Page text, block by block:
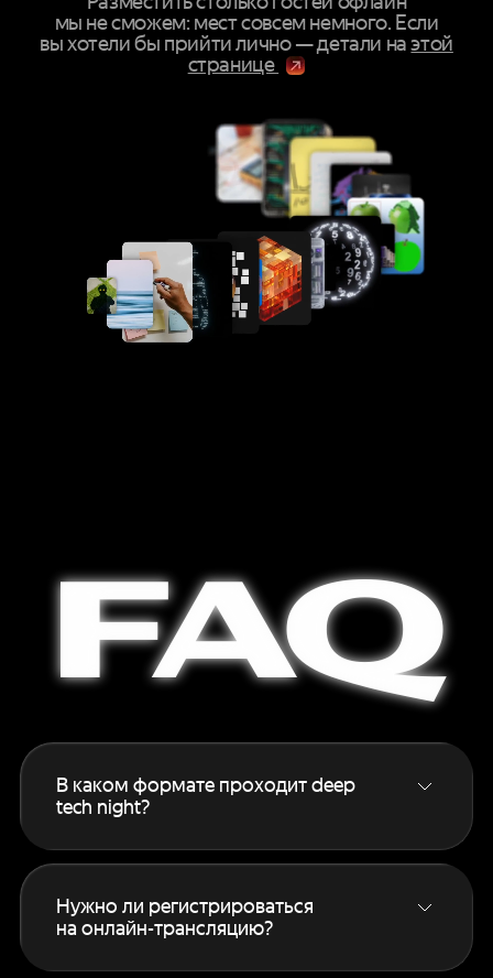
мы не сможем: мест совсем немного. Если
вы хотели бы прийти лично — детали наэтой
странице
FAQ
В каком формате проходит deep
tech night?
Основной формат — онлайн‑трансляция
для всех зарегистрированных участников.
на этой странице.
Нужно ли регистрироваться
на онлайн-трансляцию?
Да, без регистрации смотреть